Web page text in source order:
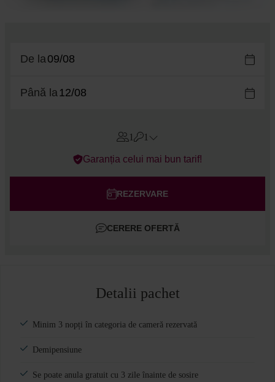
De la
Până la
1 1
Errors?
Copii
Garanția celui mai bun tarif!
REZERVARE
CERERE OFERTĂ
Detalii pachet
Minim 3 nopți în categoria de cameră rezervată
Demipensiune
Se poate anula gratuit cu 3 zile înainte de sosire